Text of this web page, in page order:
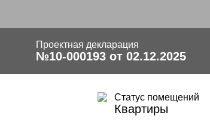
Проектная декларация
№10-000193 от 02.12.2025
Статус помещений
Квартиры